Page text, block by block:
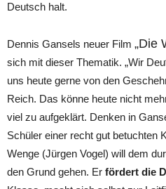
Deutsch halt.
Dennis Gansels neuer Film „Die
sich mit dieser Thematik. „Wir
uns heute gerne von den
Reich. Das könne heute nicht
viel zu aufgeklärt. Denken in
Schüler einer recht gut betuchten
Wenge (Jürgen Vogel) will dem
den Grund gehen. Er fördert die